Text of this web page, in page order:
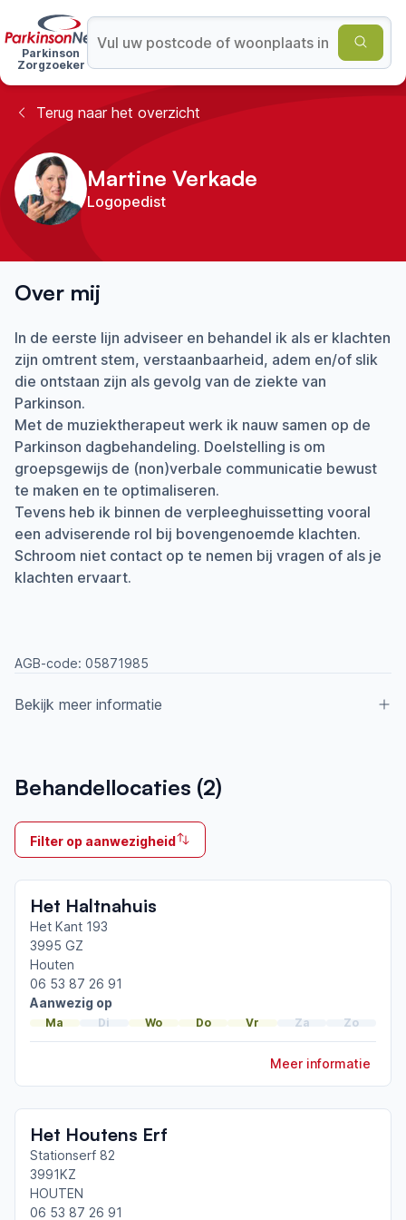
Parkinson
Zorgzoeker
Terug naar het overzicht
Martine Verkade
Logopedist
Over mij
In de eerste lijn adviseer en behandel ik als er klachten
zijn omtrent stem, verstaanbaarheid, adem en/of slik
die ontstaan zijn als gevolg van de ziekte van
Parkinson.
Met de muziektherapeut werk ik nauw samen op de
Parkinson dagbehandeling. Doelstelling is om
groepsgewijs de (non)verbale communicatie bewust
te maken en te optimaliseren.
Tevens heb ik binnen de verpleeghuissetting vooral
een adviserende rol bij bovengenoemde klachten.
Schroom niet contact op te nemen bij vragen of als je
klachten ervaart.
AGB-code: 05871985
Bekijk meer informatie
2008
Ik behandel
Op locatie & Thuis
netwerk
Utrecht Zuidwest
Afgeronde ParkinsonNet-scholingen
Coördinatorendag 2025
ParkinsonNet congres 2025
Coördinatorendag 2024
Behandellocaties (2)
Filter op aanwezigheid
Het Haltnahuis
Het Kant 193
3995 GZ
Houten
06 53 87 26 91
Aanwezig op
Ma Di Wo Do Vr Za Zo
Meer informatie
Het Houtens Erf
Stationserf 82
3991KZ
HOUTEN
06 53 87 26 91